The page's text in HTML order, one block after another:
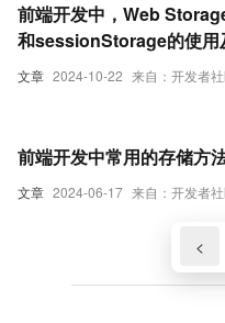
文章 2024-10-22 来自：开发者
前端开发中，Web
和sessionStorage的使用
文章 2024-06-17 来自：开发者
前端开发中常用的存储方
<